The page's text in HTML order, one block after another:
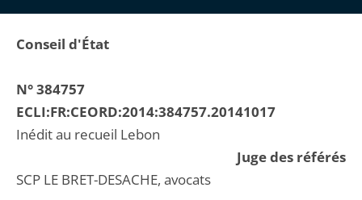
Conseil d'État
N° 384757
ECLI:FR:CEORD:2014:384757.20141017
Inédit au recueil Lebon
Juge des référés
SCP LE BRET-DESACHE, avocats